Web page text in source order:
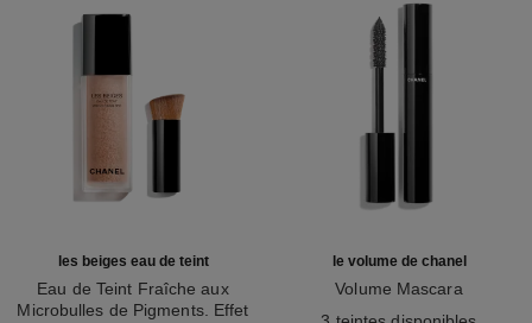
les beiges eau de teint
Eau de Teint Fraîche aux
Microbulles de Pigments. Effet
le volume de chanel
Volume Mascara